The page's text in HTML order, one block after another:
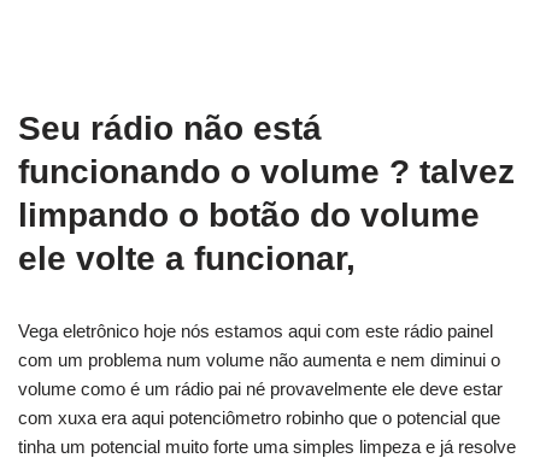
Seu rádio não está
funcionando o volume ? talvez
limpando o botão do volume
ele volte a funcionar,
Vega eletrônico hoje nós estamos aqui com este rádio painel
com um problema num volume não aumenta e nem diminui o
volume como é um rádio pai né provavelmente ele deve estar
com xuxa era aqui potenciômetro robinho que o potencial que
tinha um potencial muito forte uma simples limpeza e já resolve